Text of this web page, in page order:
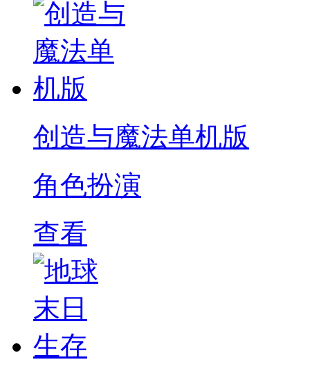
创造与魔法单机版
角色扮演
查看